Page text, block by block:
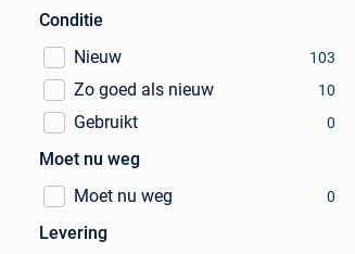
Conditie
Nieuw
103
Zo goed als nieuw 10
Gebruikt 0
Moet nu weg
Moet nu weg
0
Levering